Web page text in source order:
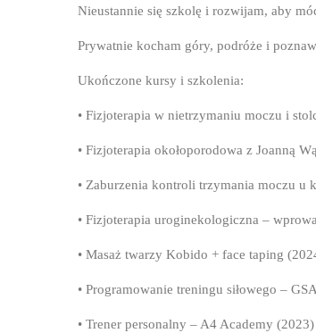
Nieustannie się szkolę i rozwijam, aby
Prywatnie kocham góry, podróże i
Ukończone kursy i szkolenia:
• Fizjoterapia w nietrzymaniu moczu i
• Fizjoterapia okołoporodowa z Joanną
• Zaburzenia kontroli trzymania moczu u
• Fizjoterapia uroginekologiczna –
• Masaż twarzy Kobido + face taping
• Programowanie treningu siłowego –
• Trener personalny – A4 Academy (2023)